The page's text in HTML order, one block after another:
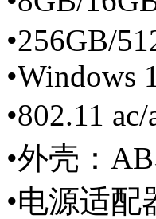
•256GB/
•Windows
•802.11
•外壳：
•电源适配